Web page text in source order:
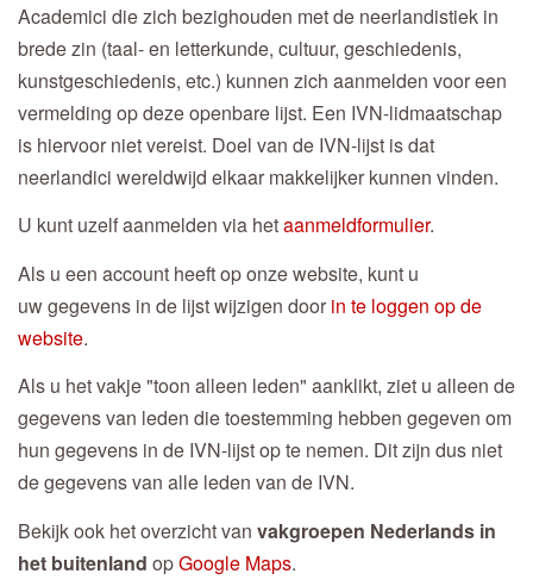
Academici die zich bezighouden met de neerlandistiek in
brede zin (taal- en letterkunde, cultuur, geschiedenis,
kunstgeschiedenis, etc.) kunnen zich aanmelden voor een
vermelding op deze openbare lijst. Een IVN-lidmaatschap
is hiervoor niet vereist. Doel van de IVN-lijst is dat
neerlandici wereldwijd elkaar makkelijker kunnen vinden.
U kunt uzelf aanmelden via hetaanmeldformulier.
Als u een account heeft op onze website, kunt u
uw gegevens in de lijst wijzigen door in te loggen op de
website.
Als u het vakje "toon alleen leden" aanklikt, ziet u alleen de
gegevens van leden die toestemming hebben gegeven om
hun gegevens in de IVN-lijst op te nemen. Dit zijn dus niet
de gegevens van alle leden van de IVN.
Bekijk ook het overzicht van vakgroepen Nederlands in
het buitenland opGoogle Maps.